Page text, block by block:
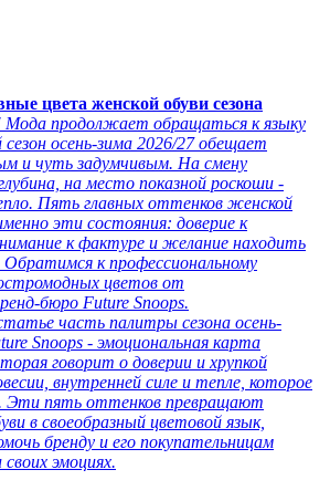
цвета женской обуви сезона
Мода продолжает обращаться к языку
осень-зима 2026/27 обещает
и чуть задумчивым. На смену
на место показной роскоши -
Пять главных оттенков женской
эти состояния: доверие к
к фактуре и желание находить
к профессиональному
цветов от
бюро Future Snoops.
часть палитры сезона осень-
Snoops - эмоциональная карта
говорит о доверии и хрупкой
внутренней силе и тепле, которое
Эти пять оттенков превращают
в своеобразный цветовой язык,
бренду и его покупательницам
эмоциях.